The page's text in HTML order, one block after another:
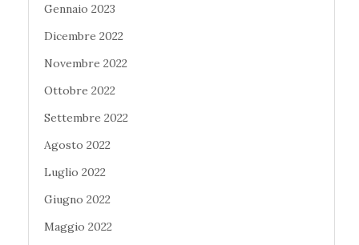
Gennaio 2023
Dicembre 2022
Novembre 2022
Ottobre 2022
Settembre 2022
Agosto 2022
Luglio 2022
Giugno 2022
Maggio 2022